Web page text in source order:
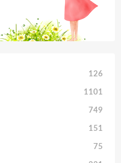
126
1101
749
151
75